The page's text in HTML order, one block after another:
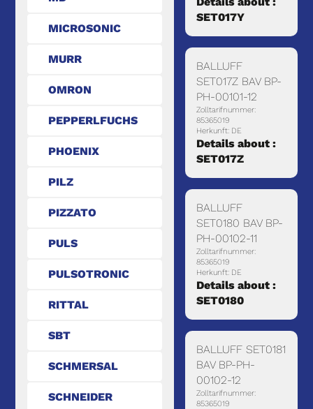
MICROSONIC
MURR
OMRON
PEPPERLFUCHS
PHOENIX
PILZ
PIZZATO
PULS
PULSOTRONIC
RITTAL
SBT
SCHMERSAL
SCHNEIDER
SET017Y
BALLUFF
SET017Z BAV BP-
PH-00101-12
Zolltarifnummer:
85365019
Herkunft: DE
Details about :
SET017Z
BALLUFF
SET0180 BAV BP-
PH-00102-11
Zolltarifnummer:
85365019
Herkunft: DE
Details about :
SET0180
BALLUFF SET0181
BAV BP-PH-
00102-12
Zolltarifnummer:
85365019